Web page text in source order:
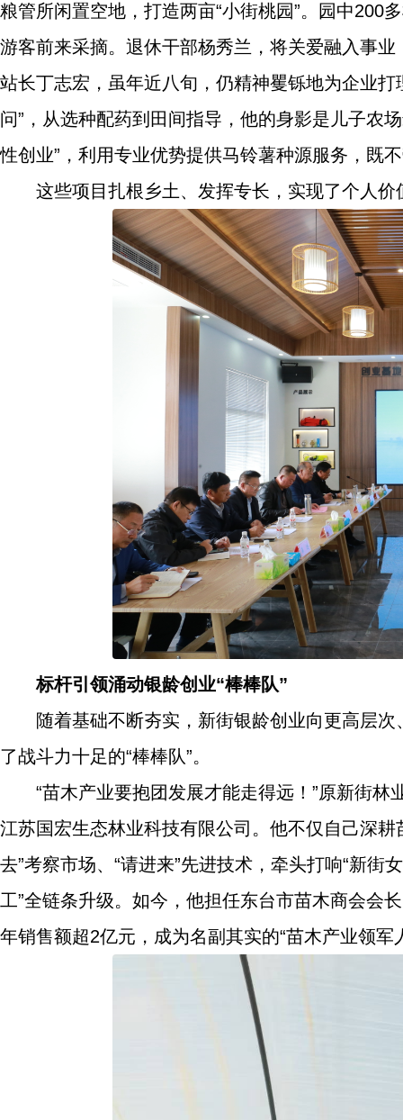
粮管所闲置空地，打造两亩“小街桃园”。园中200
游客前来采摘。退休干部杨秀兰，将关爱融入事
站长丁志宏，虽年近八旬，仍精神矍铄地为企业
问”，从选种配药到田间指导，他的身影是儿子农
性创业”，利用专业优势提供马铃薯种源服务，
这些项目扎根乡土、发挥专长，实现了个人
标杆引领涌动银龄创业“棒棒队”
随着基础不断夯实，新街银龄创业向更高层
了战斗力十足的“棒棒队”。
“苗木产业要抱团发展才能走得远！”原新街
江苏国宏生态林业科技有限公司。他不仅自己深
去”考察市场、“请进来”先进技术，牵头打响“新
工”全链条升级。如今，他担任东台市苗木商会会
年销售额超2亿元，成为名副其实的“苗木产业领军